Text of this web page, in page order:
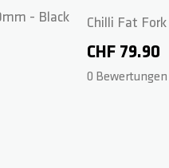
- Black
Chilli Fat
Neochrome
CHF 79.90
0